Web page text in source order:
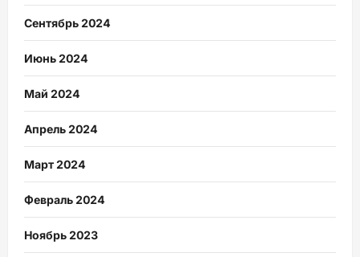
Сентябрь 2024
Июнь 2024
Май 2024
Апрель 2024
Март 2024
Февраль 2024
Ноябрь 2023